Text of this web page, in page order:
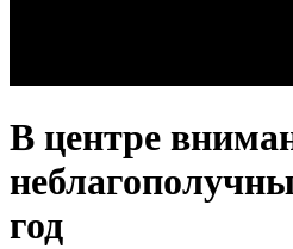
В центре
год